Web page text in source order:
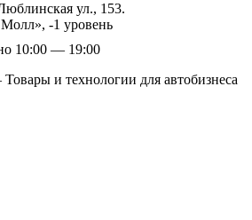
ул., 153.
-1 уровень
10:00 — 19:00
и технологии для автобизнеса